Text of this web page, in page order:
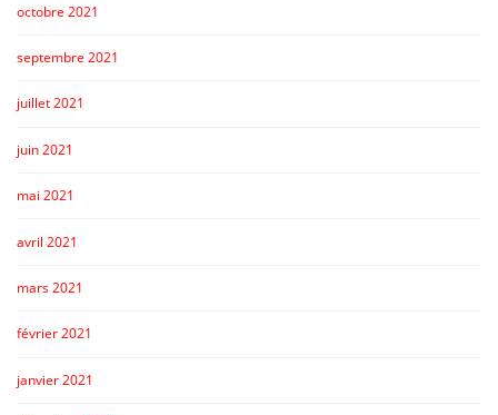
octobre 2021
septembre 2021
juillet 2021
juin 2021
mai 2021
avril 2021
mars 2021
février 2021
janvier 2021